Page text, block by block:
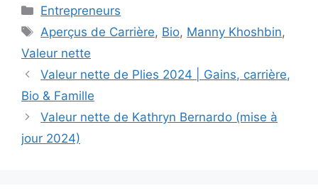
Categories
Entrepreneurs
Tags
Aperçus de Carrière, Bio, Manny Khoshbin,
Valeur nette
Valeur nette de Plies 2024 | Gains, carrière,
Bio & Famille
Valeur nette de Kathryn Bernardo (mise à
jour 2024)